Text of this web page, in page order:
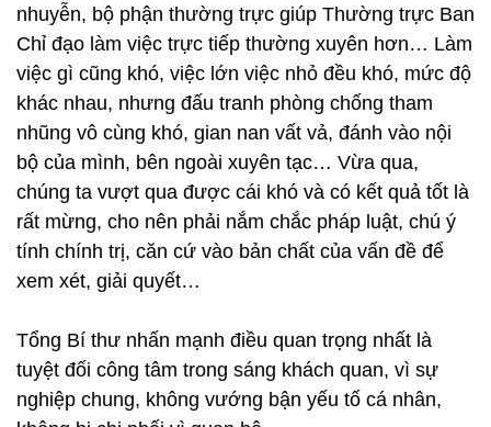
nhuyễn, bộ phận thường trực giúp Thường trực Ban
Chỉ đạo làm việc trực tiếp thường xuyên hơn… Làm
việc gì cũng khó, việc lớn việc nhỏ đều khó, mức độ
khác nhau, nhưng đấu tranh phòng chống tham
nhũng vô cùng khó, gian nan vất vả, đánh vào nội
bộ của mình, bên ngoài xuyên tạc… Vừa qua,
chúng ta vượt qua được cái khó và có kết quả tốt là
rất mừng, cho nên phải nắm chắc pháp luật, chú ý
tính chính trị, căn cứ vào bản chất của vấn đề để
xem xét, giải quyết…
Tổng Bí thư nhấn mạnh điều quan trọng nhất là
tuyệt đối công tâm trong sáng khách quan, vì sự
nghiệp chung, không vướng bận yếu tố cá nhân,